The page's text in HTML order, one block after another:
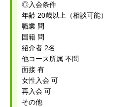
◎入会条件
年齢 20歳以上（相談可能）
職業 問
国籍 問
紹介者 2名
他コース所属 不問
面接 有
女性入会 可
再入会 可
その他